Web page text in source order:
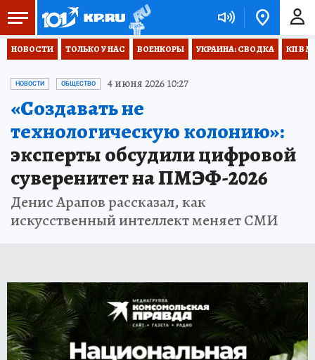
НОВОСТИ ТОЛЬКО У НАС ВОЕНКОРЫ УКРАИНА: СВОДКА КП В
НОВОСТИ ОБЩЕСТВО 4 июня 2026 10:27
«Создавать не
технологическую колонию»:
эксперты обсудили цифровой
суверенитет на ПМЭФ-2026
Денис Арапов рассказал, как
искусственный интеллект меняет СМИ